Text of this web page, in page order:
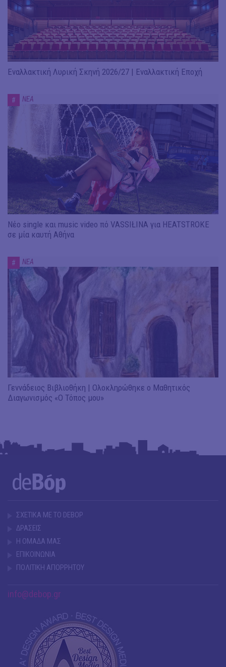
Εναλλακτική Λυρική Σκηνή 2026/27 | Εναλλακτική Εποχή
# ΝΕΑ
Νέο single και music video πό VASSIŁINA για HEATSTROKE
σε μία καυτή Αθήνα
# ΝΕΑ
Γεννάδειος Βιβλιοθήκη | Ολοκληρώθηκε ο Μαθητικός
Διαγωνισμός «Ο Τόπος μου»
ΣΧΕΤΙΚΑ ΜΕ ΤΟ DEBOP
ΔΡΑΣΕΙΣ
Η ΟΜΑΔΑ ΜΑΣ
ΕΠΙΚΟΙΝΩΝΙΑ
ΠΟΛΙΤΙΚΗ ΑΠΟΡΡΗΤΟΥ
info@debop.gr